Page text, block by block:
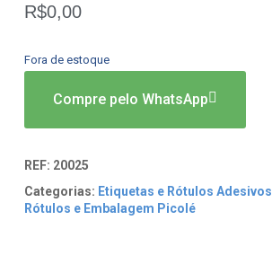
R$0,00
Fora de estoque
Compre pelo WhatsApp
REF: 20025
Categorias: Etiquetas e Rótulos Adesivos
Rótulos e Embalagem Picolé